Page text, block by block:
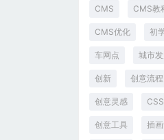
CMS CMS教
CMS优化 初
车网点 城市
创新 创意流程
创意灵感 CSS
创意工具 插